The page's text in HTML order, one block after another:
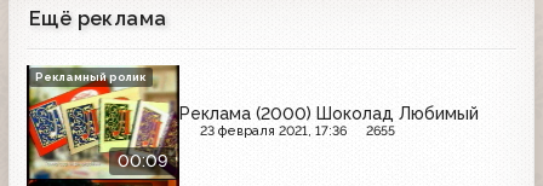
Ещё реклама
00:09
Реклама (2000) Шоколад Любимый
23 февраля 2021, 17:36 2655
Рекламный ролик